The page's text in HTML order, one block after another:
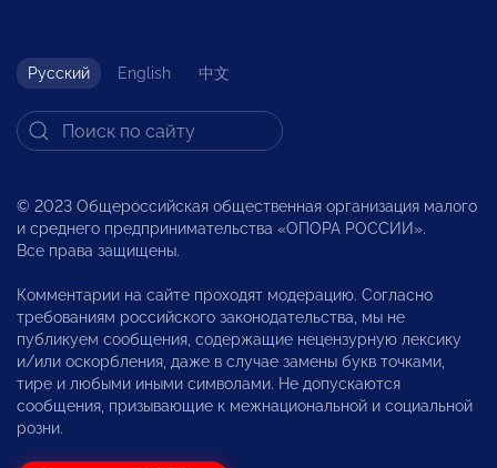
Русский English 中文
© 2023 Общероссийская общественная организация малого
и среднего предпринимательства «ОПОРА РОССИИ».
Все права защищены.
Комментарии на сайте проходят модерацию. Согласно
требованиям российского законодательства, мы не
публикуем сообщения, содержащие нецензурную лексику
и/или оскорбления, даже в случае замены букв точками,
тире и любыми иными символами. Не допускаются
сообщения, призывающие к межнациональной и социальной
розни.